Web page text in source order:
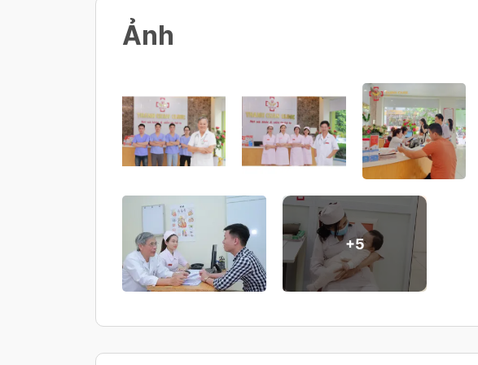
500,000 VND/ người
Xét nghiệm PCR Covid-19 (mẫu gộp 4 ~ 7)
Xét nghiệm PCR Covid-19 (mẫu gộp 8 ~ 10)
300,000 VND/ người
KHÁM SỨC KHỎE HẬU COVID-19
Ảnh
+5